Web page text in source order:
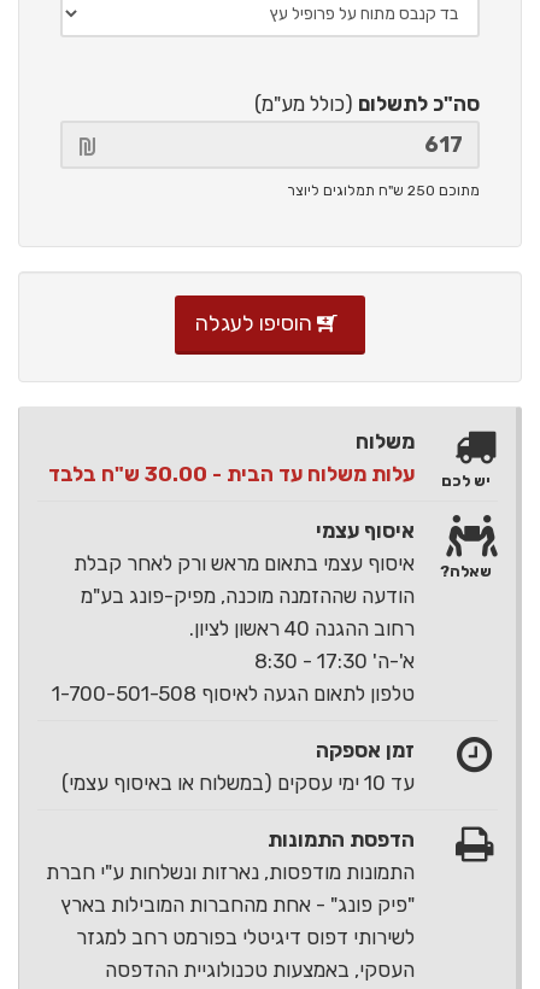
סה"כ לתשלום (כולל מע"מ)
מתוכם 250 ש"ח תמלוגים ליוצר
הוסיפו לעגלה
משלוח
עלות משלוח עד הבית - 30.00 ש"ח בלבד
איסוף עצמי
איסוף עצמי בתאום מראש ורק לאחר קבלת
הודעה שההזמנה מוכנה, מפיק-פונג בע"מ
רחוב ההגנה 40 ראשון לציון.
א'-ה' 17:30 - 8:30
טלפון לתאום הגעה לאיסוף 1-700-501-508
זמן אספקה
עד 10 ימי עסקים (במשלוח או באיסוף עצמי)
הדפסת התמונות
התמונות מודפסות, נארזות ונשלחות ע"י חברת
"פיק פונג" - אחת מהחברות המובילות בארץ
לשירותי דפוס דיגיטלי בפורמט רחב למגזר
העסקי, באמצעות טכנולוגיית ההדפסה
יש לכם
שאלה?